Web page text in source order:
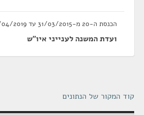
הכנסת ה-20 מ-31/03/2015 עד 30/04/2019
ועדת המשנה לענייני איו"ש
קוד המקור של הנתונים